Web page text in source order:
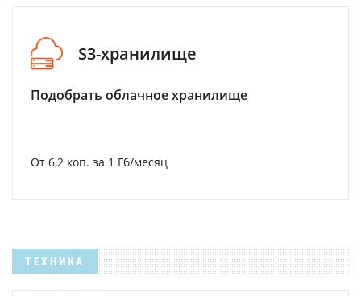
S3-хранилище
Подобрать облачное хранилище
От 6,2 коп. за 1 Гб/месяц
ТЕХНИКА